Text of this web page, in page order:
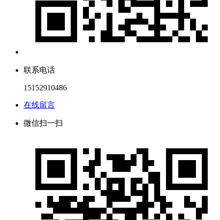
联系电话
15152910486
在线留言
微信扫一扫